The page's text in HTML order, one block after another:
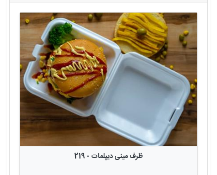
ظرف مینی دیپلمات - 219